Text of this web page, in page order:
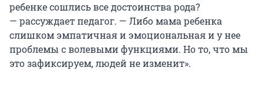
ребенке сошлись все достоинства рода?
— рассуждает педагог. — Либо мама ребенка
слишком эмпатичная и эмоциональная и у нее
проблемы с волевыми функциями. Но то, что мы
это зафиксируем, людей не изменит».